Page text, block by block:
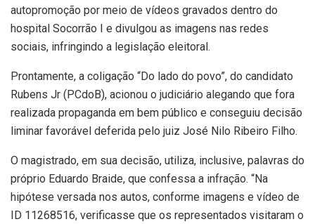
autopromoção por meio de vídeos gravados dentro do
hospital Socorrão I e divulgou as imagens nas redes
sociais, infringindo a legislação eleitoral.
Prontamente, a coligação “Do lado do povo”, do candidato
Rubens Jr (PCdoB), acionou o judiciário alegando que fora
realizada propaganda em bem público e conseguiu decisão
liminar favorável deferida pelo juiz José Nilo Ribeiro Filho.
O magistrado, em sua decisão, utiliza, inclusive, palavras do
próprio Eduardo Braide, que confessa a infração. “Na
hipótese versada nos autos, conforme imagens e vídeo de
ID 11268516, verificasse que os representados visitaram o